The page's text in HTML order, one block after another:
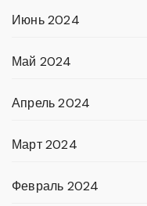
Июнь 2024
Май 2024
Апрель 2024
Март 2024
Февраль 2024